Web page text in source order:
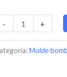
- +
Molde